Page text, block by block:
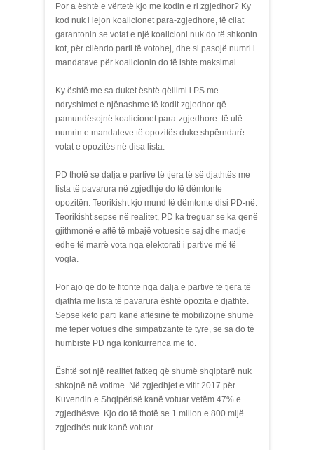
Por a është e vërtetë kjo me kodin e ri zgjedhor? Ky
kod nuk i lejon koalicionet para-zgjedhore, të cilat
garantonin se votat e një koalicioni nuk do të shkonin
kot, për cilëndo parti të votohej, dhe si pasojë numri i
mandatave për koalicionin do të ishte maksimal.
Ky është me sa duket është qëllimi i PS me
ndryshimet e njënashme të kodit zgjedhor që
pamundësojnë koalicionet para-zgjedhore: të ulë
numrin e mandateve të opozitës duke shpërndarë
votat e opozitës në disa lista.
PD thotë se dalja e partive të tjera të së djathtës me
lista të pavarura në zgjedhje do të dëmtonte
opozitën. Teorikisht kjo mund të dëmtonte disi PD-në.
Teorikisht sepse në realitet, PD ka treguar se ka qenë
gjithmonë e aftë të mbajë votuesit e saj dhe madje
edhe të marrë vota nga elektorati i partive më të
vogla.
Por ajo që do të fitonte nga dalja e partive të tjera të
djathta me lista të pavarura është opozita e djathtë.
Sepse këto parti kanë aftësinë të mobilizojnë shumë
më tepër votues dhe simpatizantë të tyre, se sa do të
humbiste PD nga konkurrenca me to.
Është sot një realitet fatkeq që shumë shqiptarë nuk
shkojnë në votime. Në zgjedhjet e vitit 2017 për
Kuvendin e Shqipërisë kanë votuar vetëm 47% e
zgjedhësve. Kjo do të thotë se 1 milion e 800 mijë
zgjedhës nuk kanë votuar.